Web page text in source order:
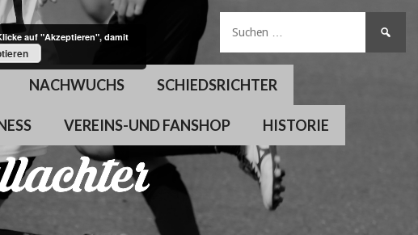
NACHWUCHS SCHIEDSRICHTER
VEREINS-UND FANSHOP HISTORIE
nach:
auf "Akzeptieren", damit